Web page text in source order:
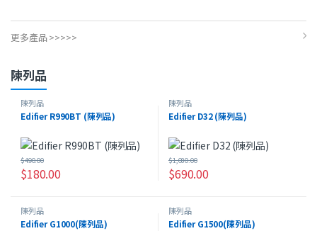
更多產品 >>>>>
陳列品
陳列品
Edifier R990BT (陳列品)
$180.00
$490.00
陳列品
Edifier D32 (陳列品)
$690.00
$1,080.00
陳列品
Edifier G1000(陳列品)
陳列品
Edifier G1500(陳列品)